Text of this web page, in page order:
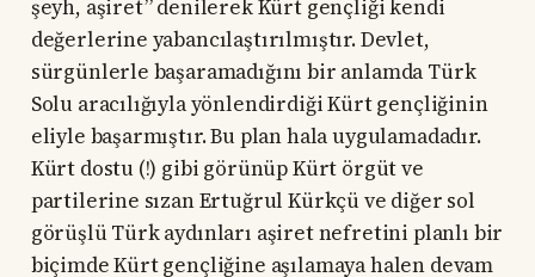
şeyh, aşiret” denilerek Kürt gençliği kendi
değerlerine yabancılaştırılmıştır. Devlet,
sürgünlerle başaramadığını bir anlamda Türk
Solu aracılığıyla yönlendirdiği Kürt gençliğinin
eliyle başarmıştır. Bu plan hala uygulamadadır.
Kürt dostu (!) gibi görünüp Kürt örgüt ve
partilerine sızan Ertuğrul Kürkçü ve diğer sol
görüşlü Türk aydınları aşiret nefretini planlı bir
biçimde Kürt gençliğine aşılamaya halen devam